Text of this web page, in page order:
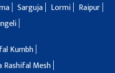
Sarguja Lormi
Raipur
Kumbh
Rashifal Mesh